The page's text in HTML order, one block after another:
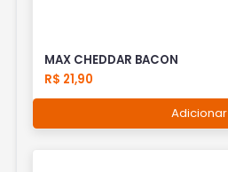
MAX CHEDDAR BACON
R$ 21,90
Adicionar